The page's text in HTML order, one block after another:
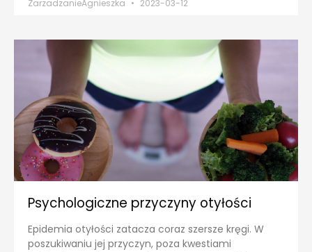
ZarzadzanieAgnieszka 2023-03-12
Psychologiczne przyczyny otyłości
Epidemia otyłości zatacza coraz szersze kręgi. W
poszukiwaniu jej przyczyn, poza kwestiami